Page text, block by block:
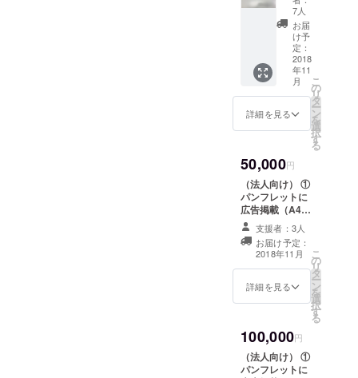
熱気球
係留飛
行（搭
乗体
験）1名
無料券1
枚※下記
の注意
事項を
行（搭
験）1名
無料券
の注意
事項に
ついて
内容：
平成30
23日～
25日大
中の3日
間のい
ずれか1
日に、
名掲載
（本
名、ア
カウン
ト名な
ど、掲
載する
名前の
表記の
ご希望
を承り
②熱気
球ス
テッ
カー1枚
（丸
型 直
径105ｍ
ｍ） ③
熱気球
枚（タ
テ200ｍ
ｍ×ヨコ
ｍ） ④
熱気球
係留飛
7人
お届
け予
定：
2018
年11
月
詳細を見る
こ
の
リ
タ
ー
ン
を
選
択
す
る
50,000円
（法人向け） ①
パンフレットに
広告掲載（A4
1/2ページ モノ
クロ） ②熱気球
係留飛行（搭乗
体験）1名無料券
2枚※下記の注意
事項を参照 ■熱
（搭乗体験）1名
項について 内
容：平成30年11
月23日～25日大
支援者：3人
お届け予定：
2018年11月
詳細を見る
こ
の
リ
タ
ー
ン
を
選
択
す
る
100,000円
（法人向け） ①
パンフレットに